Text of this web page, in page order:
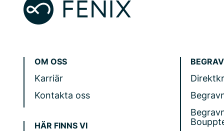
OM OSS
Karriär
Kontakta oss
HÄR FINNS VI